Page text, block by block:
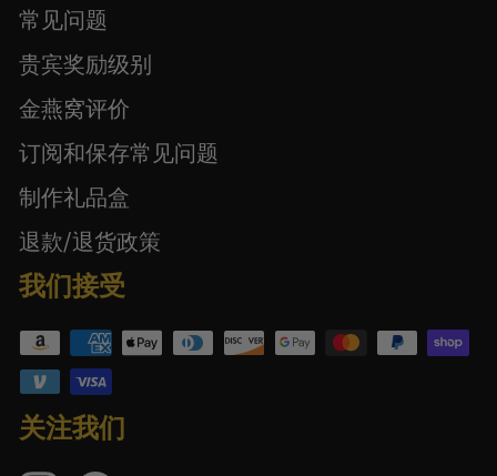
常见问题
贵宾奖励级别
金燕窝评价
订阅和保存常见问题
制作礼品盒
退款/退货政策
我们接受
关注我们